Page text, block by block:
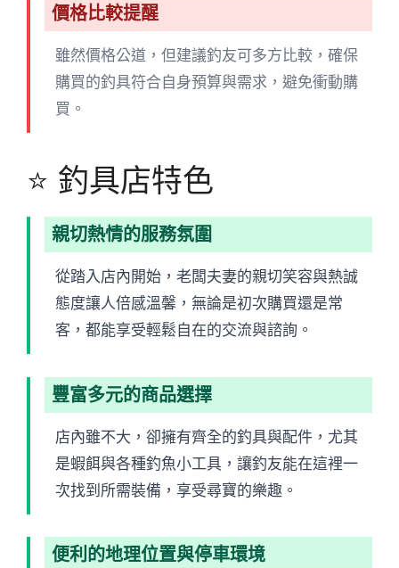
價格比較提醒
雖然價格公道，但建議釣友可多方比較，確保
購買的釣具符合自身預算與需求，避免衝動購
買。
⭐ 釣具店特色
親切熱情的服務氛圍
從踏入店內開始，老闆夫妻的親切笑容與熱誠
態度讓人倍感溫馨，無論是初次購買還是常
客，都能享受輕鬆自在的交流與諮詢。
豐富多元的商品選擇
店內雖不大，卻擁有齊全的釣具與配件，尤其
是蝦餌與各種釣魚小工具，讓釣友能在這裡一
次找到所需裝備，享受尋寶的樂趣。
便利的地理位置與停車環境